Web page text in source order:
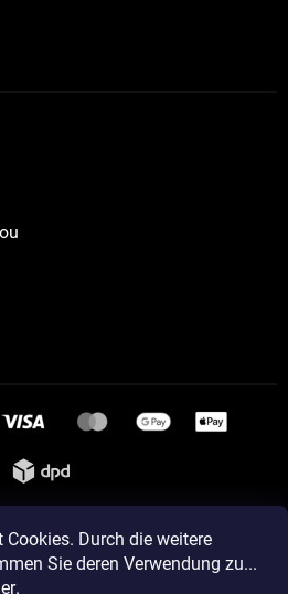
Cookies. Durch die weitere
Sie deren Verwendung zu...
.